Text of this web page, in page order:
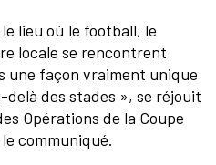
lieu où le football, le
locale se rencontrent
façon vraiment unique
des stades », se réjouit
Opérations de la Coupe
communiqué.